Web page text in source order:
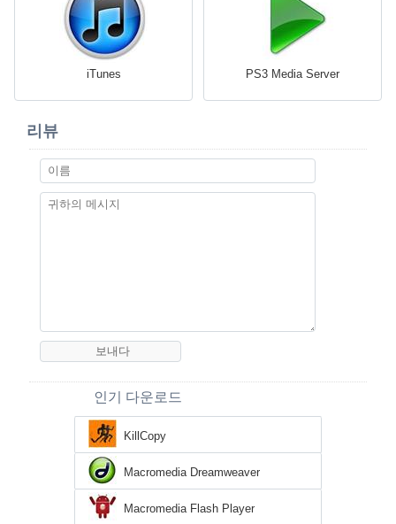
iTunes PS3 Media Server
리뷰
인기 다운로드
KillCopy
Macromedia Dreamweaver
Macromedia Flash Player